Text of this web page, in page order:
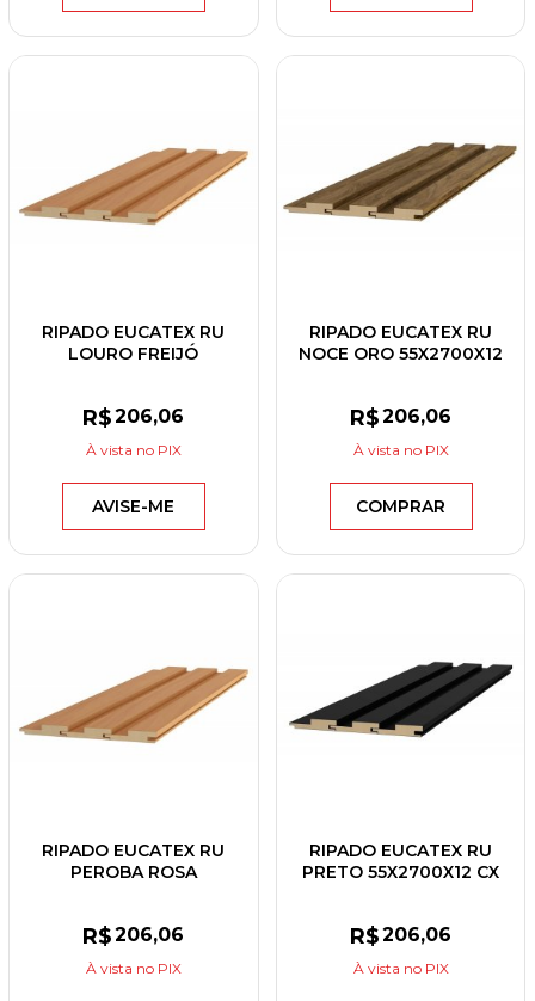
RIPADO EUCATEX RU
LOURO FREIJÓ
R$206,06
À vista no PIX
AVISE-ME
RIPADO EUCATEX RU
NOCE ORO 55X2700X12
R$206,06
À vista no PIX
COMPRAR
RIPADO EUCATEX RU
PEROBA ROSA
R$206,06
À vista no PIX
RIPADO EUCATEX RU
PRETO 55X2700X12 CX
R$206,06
À vista no PIX